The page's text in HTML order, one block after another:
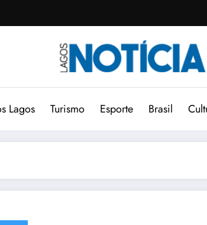
Lagos Turismo Esporte Brasil